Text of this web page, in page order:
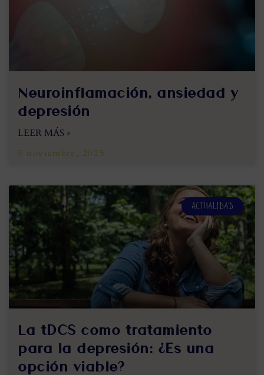
Neuroinflamación, ansiedad y
depresión
LEER MÁS »
5 noviembre, 2025
ACTUALIDAD
La tDCS como tratamiento
para la depresión: ¿Es una
opción viable?